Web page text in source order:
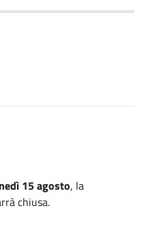
15 agosto, la
chiusa.